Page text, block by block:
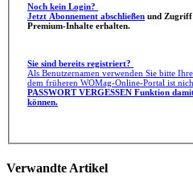
Noch kein Login?
Jetzt Abonnement abschließen
Premium-Inhalte erhalten.
Sie sind bereits registriert?
Als Benutzernamen verwenden Sie bitte
dem früheren WOMag-Online-Portal ist
PASSWORT VERGESSEN Funktion
können.
Verwandte Artikel